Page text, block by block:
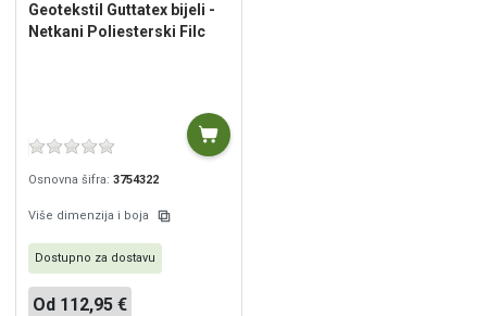
Geotekstil Guttatex bijeli -
Netkani Poliesterski Filc
Osnovna šifra: 3754322
Više dimenzija i boja
Dostupno za dostavu
Od 112,95 €